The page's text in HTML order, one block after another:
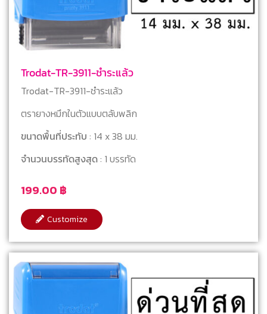
Trodat-TR-3911-ชำระแล้ว
199.00 ฿
Trodat-TR-3911-ชำระแล้ว
ตรายางหมึกในตัวแบบตลับพลิก
ขนาดพื้นที่ประทับ : 14 x 38 มม.
จำนวนบรรทัดสูงสุด: 1 บรรทัด
Customize